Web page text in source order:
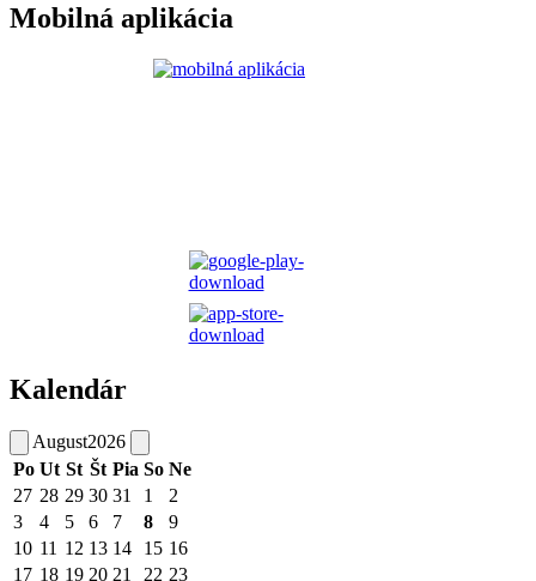
Mobilná aplikácia
Kalendár
August2026
Po Ut St Št Pia So Ne
27 28 29 30 31 1
2
3
4 5 6 7 8
9
10 11 12 13 14 15 16
17 18 19 20 21 22 23